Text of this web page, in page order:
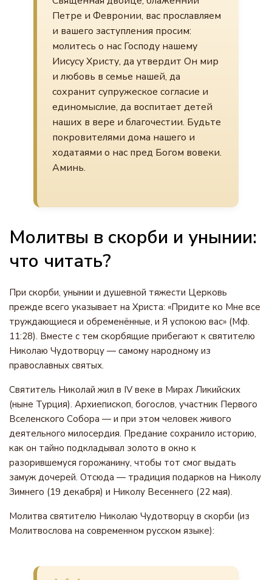
Петре и Февронии, вас прославляем
и вашего заступления просим:
молитесь о нас Господу нашему
Иисусу Христу, да утвердит Он мир
и любовь в семье нашей, да
сохранит супружеское согласие и
единомыслие, да воспитает детей
наших в вере и благочестии. Будьте
покровителями дома нашего и
ходатаями о нас пред Богом вовеки.
Аминь.
Молитвы в скорби и унынии:
что читать?
При скорби, унынии и душевной тяжести Церковь
прежде всего указывает на Христа: «Придите ко Мне все
труждающиеся и обременённые, и Я успокою вас» (Мф.
11:28). Вместе с тем скорбящие прибегают к святителю
Николаю Чудотворцу — самому народному из
православных святых.
Святитель Николай жил в IV веке в Мирах Ликийских
(ныне Турция). Архиепископ, богослов, участник Первого
Вселенского Собора — и при этом человек живого
деятельного милосердия. Предание сохранило историю,
как он тайно подкладывал золото в окно к
разорившемуся горожанину, чтобы тот смог выдать
замуж дочерей. Отсюда — традиция подарков на Николу
Зимнего (19 декабря) и Николу Весеннего (22 мая).
Молитва святителю Николаю Чудотворцу в скорби (из
Молитвослова на современном русском языке):